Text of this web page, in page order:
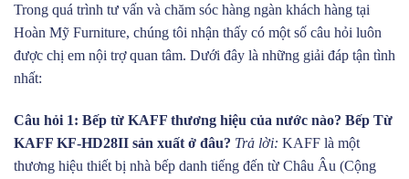
Trong quá trình tư vấn và chăm sóc hàng ngàn khách hàng tại
Hoàn Mỹ Furniture, chúng tôi nhận thấy có một số câu hỏi luôn
được chị em nội trợ quan tâm. Dưới đây là những giải đáp tận tình
nhất:
Câu hỏi 1: Bếp từ KAFF thương hiệu của nước nào? Bếp Từ
KAFF KF-HD28II sản xuất ở đâu? Trả lời: KAFF là một
thương hiệu thiết bị nhà bếp danh tiếng đến từ Châu Âu (Cộng